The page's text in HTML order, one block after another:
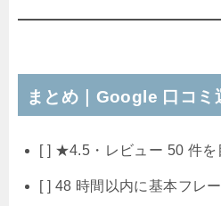
まとめ｜Google 口コミ
[ ] ★4.5・レビュー 50 件
[ ] 48 時間以内に基本フレ